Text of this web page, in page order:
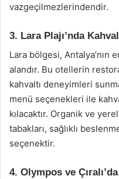
vazgeçilmezlerindendir.
3. Lara Plajı’nda
Lara bölgesi,
alandır. Bu otellerin
kahvaltı deneyimleri
menü seçenekleri ile
kılacaktır. Organik ve
tabakları, sağlıklı
seçenektir.
4. Olympos ve